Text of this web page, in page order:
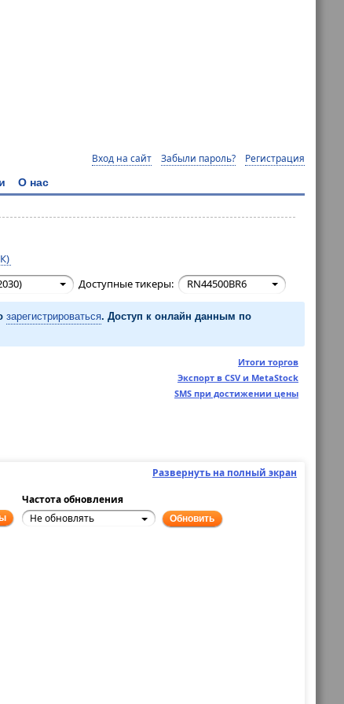
Вход на сайт Забыли пароль? Регистрация
О нас
Доступные тикеры: RN44500BR6
зарегистрироваться. Доступ к онлайн данным по
Итоги торгов
Экспорт в CSV и MetaStock
SMS при достижении цены
Развернуть на полный экран
Частота обновления
Не обновлять Обновить